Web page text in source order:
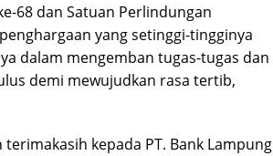
68 dan Satuan Perlindungan
yang setinggi-tingginya
dalam mengemban tugas-tugas dan
demi mewujudkan rasa tertib,
kepada PT. Bank Lampung